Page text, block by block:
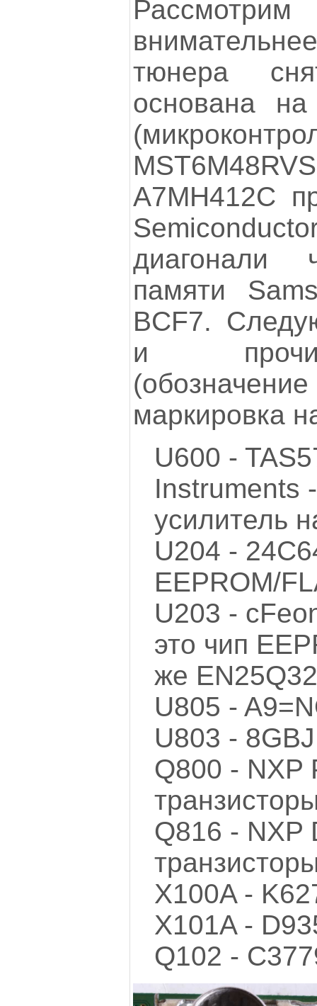
тюнера
основана на
A7MH412C
диагонали
памяти
BCF7.
и
маркировка
U600 -
Instruments
усилитель
U204 -
EEPROM/
U203 -
это чип
же
U805 -
U803 -
Q800 - NXP
Q816 - NXP
X100A -
X101A -
Q102 -